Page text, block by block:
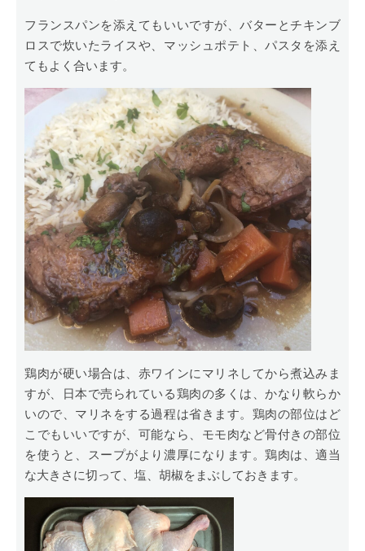
フランスパンを添えてもいいですが、バターとチキンブ
ロスで炊いたライスや、マッシュポテト、パスタを添え
てもよく合います。
鶏肉が硬い場合は、赤ワインにマリネしてから煮込みま
すが、日本で売られている鶏肉の多くは、かなり軟らか
いので、マリネをする過程は省きます。鶏肉の部位はど
こでもいいですが、可能なら、モモ肉など骨付きの部位
を使うと、スープがより濃厚になります。鶏肉は、適当
な大きさに切って、塩、胡椒をまぶしておきます。